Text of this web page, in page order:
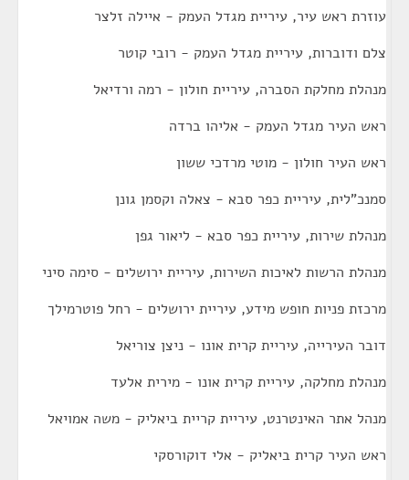
עוזרת ראש עיר, עיריית מגדל העמק - איילה זלצר
צלם ודוברות, עיריית מגדל העמק - רובי קוטר
מנהלת מחלקת הסברה, עיריית חולון - רמה ורדיאל
ראש העיר מגדל העמק - אליהו ברדה
ראש העיר חולון - מוטי מרדכי ששון
סמנכ"לית, עיריית כפר סבא - צאלה וקסמן גונן
מנהלת שירות, עיריית כפר סבא - ליאור גפן
מנהלת הרשות לאיכות השירות, עיריית ירושלים - סימה סיני
מרכזת פניות חופש מידע, עיריית ירושלים - רחל פוטרמילך
דובר העירייה, עיריית קרית אונו - ניצן צוריאל
מנהלת מחלקה, עיריית קרית אונו - מירית אלעד
מנהל אתר האינטרנט, עיריית קריית ביאליק - משה אמויאל
ראש העיר קרית ביאליק - אלי דוקורסקי